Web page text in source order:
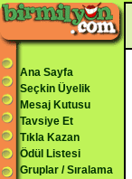
Ana Sayfa
Seçkin Üyelik
Mesaj Kutusu
Tavsiye Et
Tıkla Kazan
Ödül Listesi
Gruplar / Sıralama